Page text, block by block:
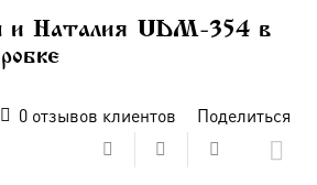
и Наталия UDM-354 в
0отзывов клиентов Поделиться